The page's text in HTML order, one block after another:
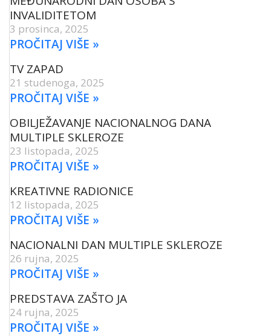
INVALIDITETOM
3 prosinca, 2025
PROČITAJ VIŠE »
TV ZAPAD
21 studenoga, 2025
PROČITAJ VIŠE »
OBILJEŽAVANJE NACIONALNOG DANA
MULTIPLE SKLEROZE
23 listopada, 2025
PROČITAJ VIŠE »
KREATIVNE RADIONICE
12 listopada, 2025
PROČITAJ VIŠE »
NACIONALNI DAN MULTIPLE SKLEROZE
26 rujna, 2025
PROČITAJ VIŠE »
PREDSTAVA ZAŠTO JA
24 rujna, 2025
PROČITAJ VIŠE »